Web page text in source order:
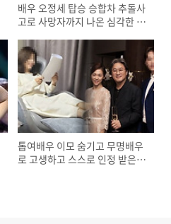
배우 오정세 탑승 승합차 추돌사
고로 사망자까지 나온 심각한 상
톱여배우 이모 숨기고 무명배우
로 고생하고 스스로 인정 받은